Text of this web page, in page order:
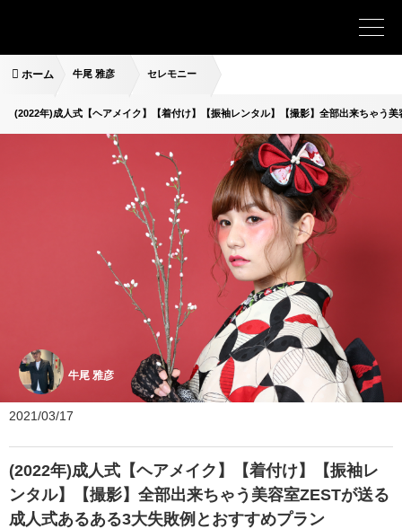
ホーム 牛尾 雅彦 セレモニー
(2022年)成人式【ヘアメイク】【着付け】【振袖レンタル】【撮影】全部出来ちゃう
牛尾 雅彦
2021/03/17
(2022年)成人式【ヘアメイク】【着付け】【振袖レ
ンタル】【撮影】全部出来ちゃう美容室ZESTが送る
成人式あるある3大失敗例とおすすめプラン